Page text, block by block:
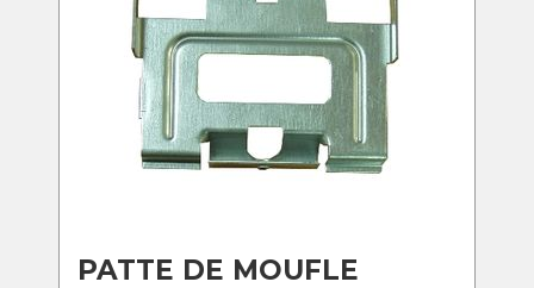
PATTE DE MOUFLE